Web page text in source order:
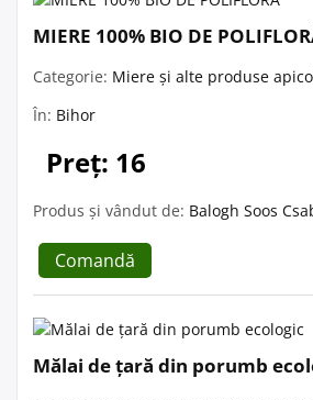
MIERE 100% BIO DE
Categorie: Miere și alte produse
În: Bihor
Preț: 16
Produs și vândut de: Balogh Soos
Comandă
Mălai de țară din porumb